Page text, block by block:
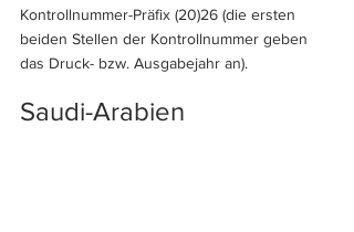
Kontrollnummer-Präfix (20)26 (die ersten
beiden Stellen der Kontrollnummer geben
das Druck- bzw. Ausgabejahr an).
Saudi-Arabien